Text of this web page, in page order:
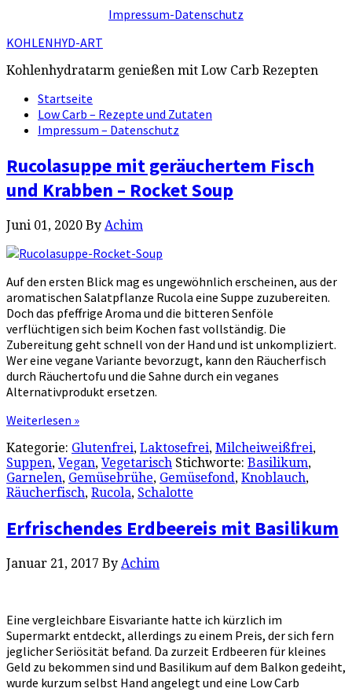
Impressum-Datenschutz
KOHLENHYD-ART
Kohlenhydratarm genießen mit Low Carb Rezepten
Startseite
Low Carb – Rezepte und Zutaten
Impressum – Datenschutz
Rucolasuppe mit geräuchertem Fisch
und Krabben – Rocket Soup
Juni 01, 2020 By Achim
Auf den ersten Blick mag es ungewöhnlich erscheinen, aus der
aromatischen Salatpflanze Rucola eine Suppe zuzubereiten.
Doch das pfeffrige Aroma und die bitteren Senföle
verflüchtigen sich beim Kochen fast vollständig. Die
Zubereitung geht schnell von der Hand und ist unkompliziert.
Wer eine vegane Variante bevorzugt, kann den Räucherfisch
durch Räuchertofu und die Sahne durch ein veganes
Alternativprodukt ersetzen.
Weiterlesen »
Kategorie: Glutenfrei, Laktosefrei, Milcheiweißfrei,
Suppen, Vegan, Vegetarisch Stichworte: Basilikum,
Garnelen, Gemüsebrühe, Gemüsefond, Knoblauch,
Räucherfisch, Rucola, Schalotte
Erfrischendes Erdbeereis mit Basilikum
Januar 21, 2017 By Achim
Eine vergleichbare Eisvariante hatte ich kürzlich im
Supermarkt entdeckt, allerdings zu einem Preis, der sich fern
jeglicher Seriösität befand. Da zurzeit Erdbeeren für kleines
Geld zu bekommen sind und Basilikum auf dem Balkon gedeiht,
wurde kurzum selbst Hand angelegt und eine Low Carb